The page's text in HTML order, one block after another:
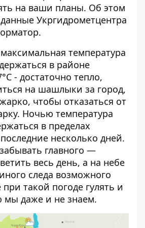
на ваши планы. Об этом
Укргидрометцентра
.
температура
в районе
- достаточно тепло,
на шашлыки за город,
чтобы отказаться от
Ночью температура
в пределах
несколько дней.
главного —
весь день, а на небе
следа возможного
такой погоде гулять и
мы даже и не знаем.